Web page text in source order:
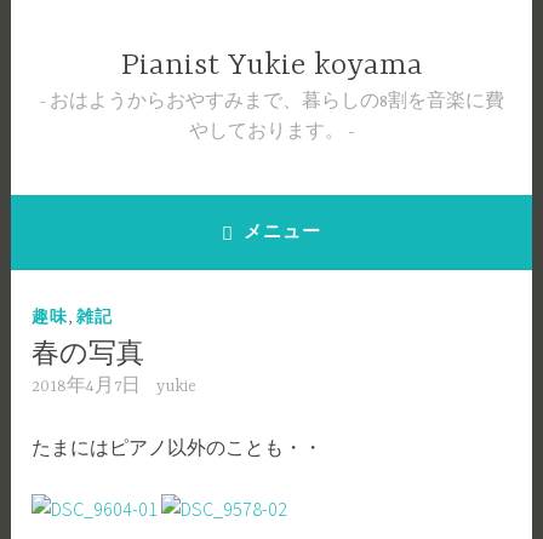
ス
Pianist Yukie koyama
おはようからおやすみまで、暮らしの8割を音楽に費
やしております。
メニュー
趣味,雑記
春の写真
2018年4月7日 yukie
たまにはピアノ以外のことも・・